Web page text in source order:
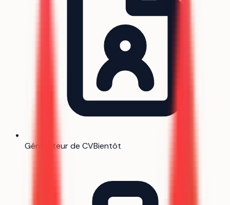
Générateur de CVBientôt